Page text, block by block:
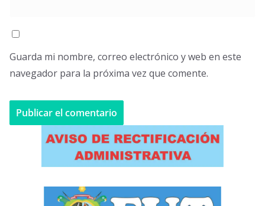
Guarda mi nombre, correo electrónico y web en este
navegador para la próxima vez que comente.